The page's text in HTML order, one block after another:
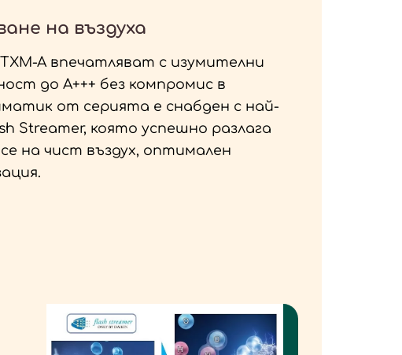
на въздуха
A впечатляват с изумителни
до A+++ без компромис в
от серията е снабден с най-
Streamer, която успешно разлага
на чист въздух, оптимален